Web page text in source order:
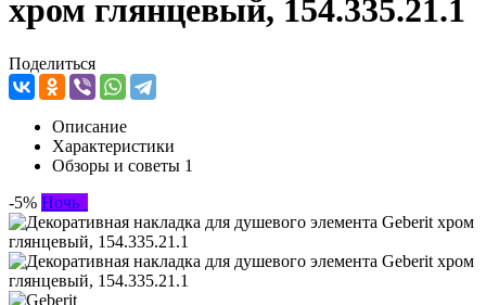
хром глянцевый, 154.335.21.1
Поделиться
Описание
Характеристики
Обзоры и советы 1
-5% Ночь